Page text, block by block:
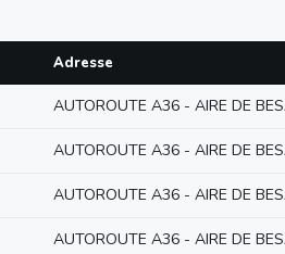
Adresse
AUTOROUTE A36 - AIRE DE
AUTOROUTE A36 - AIRE DE
AUTOROUTE A36 - AIRE DE
AUTOROUTE A36 - AIRE DE